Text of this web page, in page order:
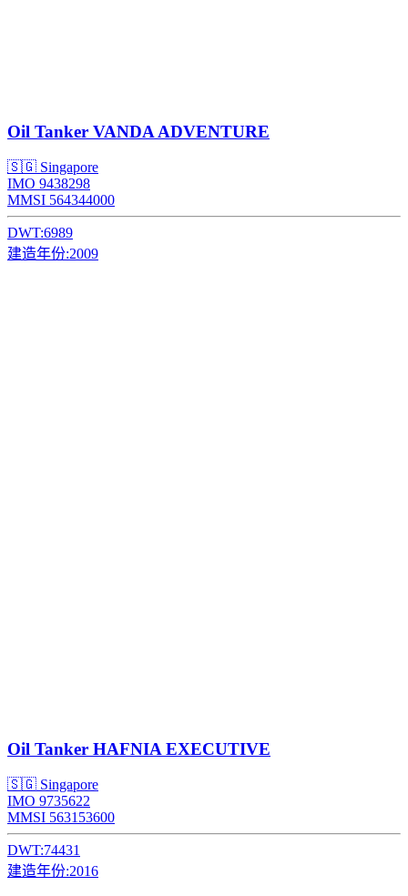
Oil Tanker VANDA ADVENTURE
🇸🇬 Singapore
IMO 9438298
MMSI 564344000
DWT:6989
建造年份:2009
Oil Tanker HAFNIA EXECUTIVE
🇸🇬 Singapore
IMO 9735622
MMSI 563153600
DWT:74431
建造年份:2016